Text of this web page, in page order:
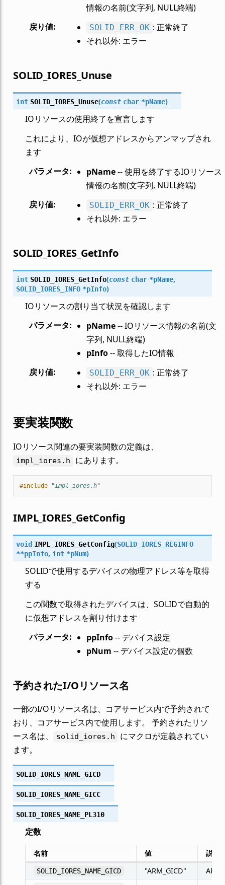
情報の名前(文字列, NULL終端)
戻り値: SOLID_ERR_OK : 正常終了
それ以外: エラー
SOLID_IORES_Unuse
int SOLID_IORES_Unuse(const char *pName)
IOリソースの使用終了を宣言します
これにより、IOが仮想アドレスからアンマップされ
ます
パラメータ: pName-- 使用を終了するIOリソース
情報の名前(文字列, NULL終端)
戻り値: SOLID_ERR_OK : 正常終了
それ以外: エラー
SOLID_IORES_GetInfo
int SOLID_IORES_GetInfo(const char *pName,
SOLID_IORES_INFO *pInfo)
IOリソースの割り当て状況を確認します
パラメータ: pName-- IOリソース情報の名前(文
字列, NULL終端)
pInfo-- 取得したIO情報
戻り値: SOLID_ERR_OK : 正常終了
それ以外: エラー
要実装関数
IOリソース関連の要実装関数の定義は、
impl_iores.h にあります。
#include "impl_iores.h"
IMPL_IORES_GetConfig
void IMPL_IORES_GetConfig(SOLID_IORES_REGINFO
**ppInfo, int *pNum)
SOLIDで使用するデバイスの物理アドレス等を取得
する
この関数で取得されたデバイスは、SOLIDで自動的
に仮想アドレスを割り付けます
パラメータ: ppInfo-- デバイス設定
pNum -- デバイス設定の個数
予約されたI/Oリソース名
一部のI/Oリソース名は、コアサービス内で予約されて
おり、コアサービス内で使用します。 予約されたリソ
ース名は、
solid_iores.h
にマクロが定義されてい
ます。
SOLID_IORES_NAME_GICD
SOLID_IORES_NAME_GICC
SOLID_IORES_NAME_PL310
定数
名前 値 説明
SOLID_IORES_NAME_GICD "ARM_GICD" ARM